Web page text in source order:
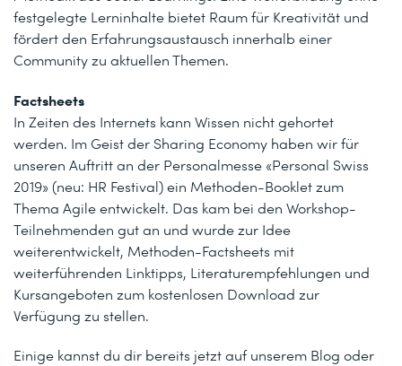
festgelegte Lerninhalte bietet Raum für Kreativität und
fördert den Erfahrungsaustausch innerhalb einer
Community zu aktuellen Themen.
Factsheets
In Zeiten des Internets kann Wissen nicht gehortet
werden. Im Geist der Sharing Economy haben wir für
unseren Auftritt an der Personalmesse «Personal Swiss
2019» (neu: HR Festival) ein Methoden-Booklet zum
Thema Agile entwickelt. Das kam bei den Workshop-
Teilnehmenden gut an und wurde zur Idee
weiterentwickelt, Methoden-Factsheets mit
weiterführenden Linktipps, Literaturempfehlungen und
Kursangeboten zum kostenlosen Download zur
Verfügung zu stellen.
Einige kannst du dir bereits jetzt auf unserem Blog oder